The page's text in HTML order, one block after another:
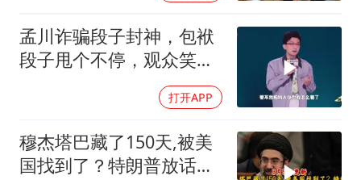
孟川诈骗段子封神，包袱
段子甩个不停，观众笑到
打开APP
穆杰塔巴藏了150天,被美
国找到了？特朗普放话：